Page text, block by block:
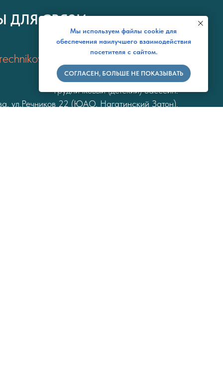
ДЛЯ СВЯЗИ
Грудничковый (детский) бассейн.
ул.Речников 22 (ЮАО, Нагатинский Затон).
Мы используем файлы cookie для
обеспечения наилучшего взаимодействия
посетителя с сайтом.
СОГЛАСЕН, БОЛЬШЕ НЕ ПОКАЗЫВАТЬ